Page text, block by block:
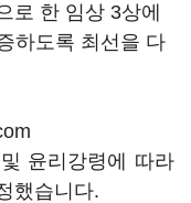
로 한 임상 3상에
하도록 최선을 다
윤리강령에 따라
했습니다.